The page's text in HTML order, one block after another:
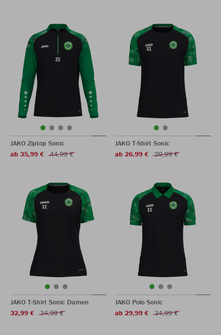
JAKO Ziptop Sonic
ab 35,99 €
44,99 €
JAKO T-Shirt Sonic
ab 26,99 €
29,99 €
JAKO T-Shirt Sonic Damen
32,99 €
34,99 €
JAKO Polo Sonic
ab 29,99 €
34,99 €